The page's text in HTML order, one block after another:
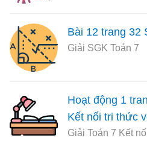
Bài 12 trang 32
Giải SGK Toán 7
Hoạt động 1
Kết nối tri thức
Giải Toán 7 Kết